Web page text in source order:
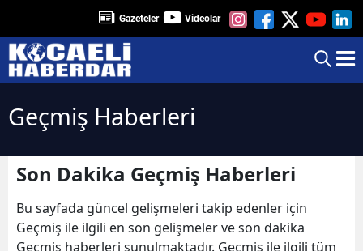
Gazeteler Videolar
Geçmiş Haberleri
Son Dakika Geçmiş Haberleri
Bu sayfada güncel gelişmeleri takip edenler için
Geçmiş ile ilgili en son gelişmeler ve son dakika
Geçmiş haberleri sunulmaktadır. Geçmiş ile ilgili tüm